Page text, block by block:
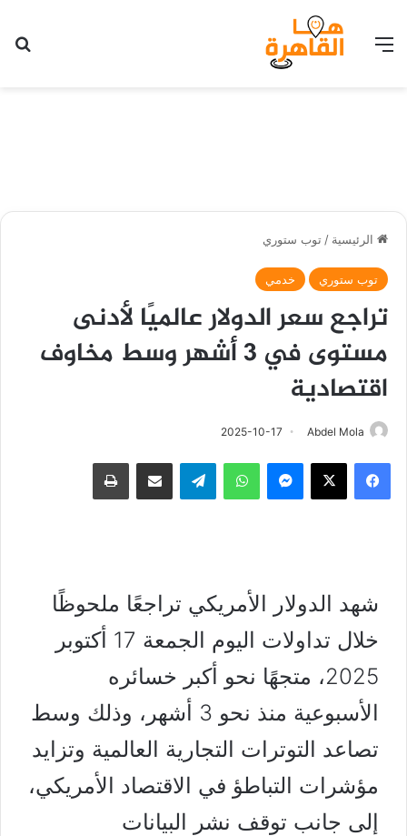
القائمة
الرئيسية / توب ستوري
توب ستوري خدمي
تراجع سعر الدولار عالميًا لأدنى
مستوى في 3 أشهر وسط مخاوف
اقتصادية
Abdel Mola
2025-10-17
فيسبوك ‫X ماسنجر واتساب تيلقرام مشاركة عبر البريد طباعة
شهد الدولار الأمريكي تراجعًا ملحوظًا
خلال تداولات اليوم الجمعة 17 أكتوبر
2025، متجهًا نحو أكبر خسائره
الأسبوعية منذ نحو 3 أشهر، وذلك وسط
تصاعد التوترات التجارية العالمية وتزايد
مؤشرات التباطؤ في الاقتصاد الأمريكي،
إلى جانب توقف نشر البيانات